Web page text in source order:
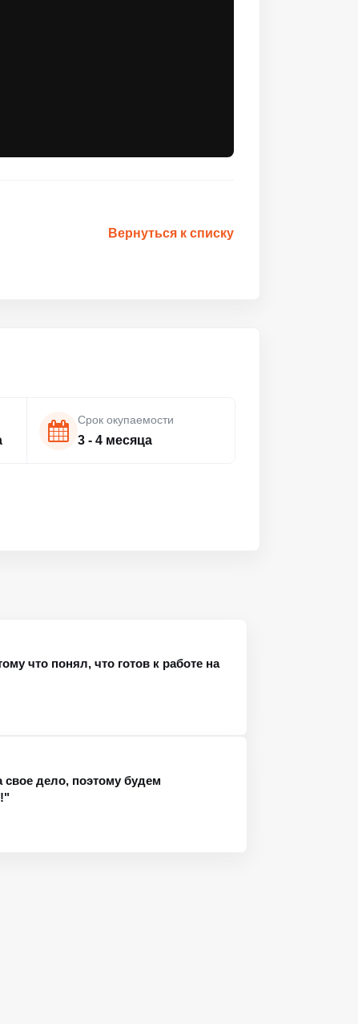
Вернуться к списку
Срок окупаемости
3 - 4 месяца
что понял, что готов к работе на
дело, поэтому будем